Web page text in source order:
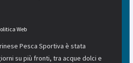
Web
Pesca Sportiva è stata
su più fronti, tra acque dolci e